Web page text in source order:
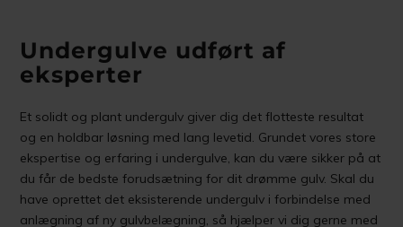
Undergulve udført af
eksperter
Et solidt og plant undergulv giver dig det flotteste resultat
og en holdbar løsning med lang levetid. Grundet vores store
ekspertise og erfaring i undergulve, kan du være sikker på at
du får de bedste forudsætning for dit drømme gulv. Skal du
have oprettet det eksisterende undergulv i forbindelse med
anlægning af ny gulvbelægning, så hjælper vi dig gerne med